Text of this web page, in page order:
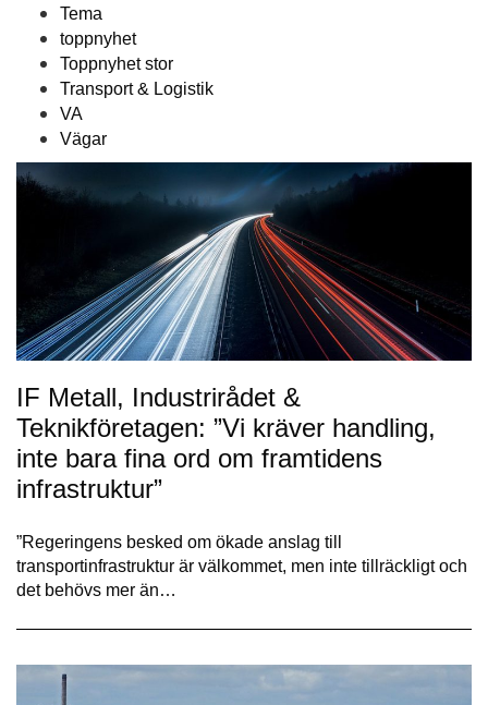
Tema
toppnyhet
Toppnyhet stor
Transport & Logistik
VA
Vägar
IF Metall, Industrirådet &
Teknikföretagen: ”Vi kräver handling,
inte bara fina ord om framtidens
infrastruktur”
”Regeringens besked om ökade anslag till
transportinfrastruktur är välkommet, men inte tillräckligt och
det behövs mer än…